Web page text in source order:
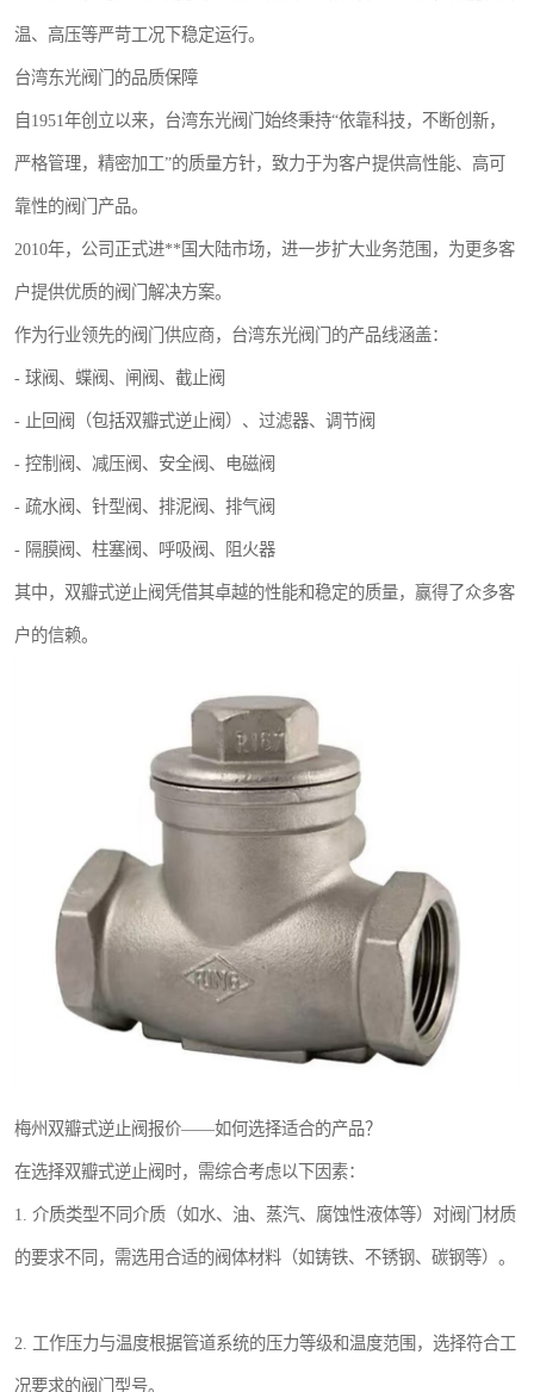
温、高压等严苛工况下稳定运行。
台湾东光阀门的品质保障
自1951年创立以来，台湾东光阀门始终秉持“依靠科技，不断创新，
严格管理，精密加工”的质量方针，致力于为客户提供高性能、高可
靠性的阀门产品。
2010年，公司正式进**国大陆市场，进一步扩大业务范围，为更多客
户提供优质的阀门解决方案。
作为行业领先的阀门供应商，台湾东光阀门的产品线涵盖：
- 球阀、蝶阀、闸阀、截止阀
- 止回阀（包括双瓣式逆止阀）、过滤器、调节阀
- 控制阀、减压阀、安全阀、电磁阀
- 疏水阀、针型阀、排泥阀、排气阀
- 隔膜阀、柱塞阀、呼吸阀、阻火器
其中，双瓣式逆止阀凭借其卓越的性能和稳定的质量，赢得了众多客
户的信赖。
梅州双瓣式逆止阀报价——如何选择适合的产品？
在选择双瓣式逆止阀时，需综合考虑以下因素：
1. 介质类型不同介质（如水、油、蒸汽、腐蚀性液体等）对阀门材质
的要求不同，需选用合适的阀体材料（如铸铁、不锈钢、碳钢等）。
2. 工作压力与温度根据管道系统的压力等级和温度范围，选择符合工
况要求的阀门型号。